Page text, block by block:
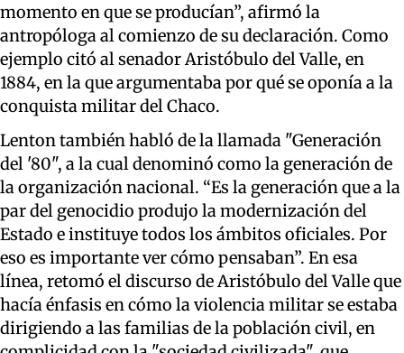
momento en que se producían”, afirmó la
antropóloga al comienzo de su declaración. Como
ejemplo citó al senador Aristóbulo del Valle, en
1884, en la que argumentaba por qué se oponía a la
conquista militar del Chaco.
Lenton también habló de la llamada "Generación
del '80", a la cual denominó como la generación de
la organización nacional. “Es la generación que a la
par del genocidio produjo la modernización del
Estado e instituye todos los ámbitos oficiales. Por
eso es importante ver cómo pensaban”. En esa
línea, retomó el discurso de Aristóbulo del Valle que
hacía énfasis en cómo la violencia militar se estaba
dirigiendo a las familias de la población civil, en